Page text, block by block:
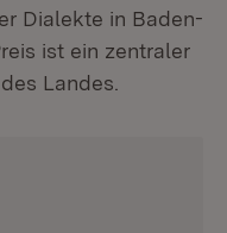
Dialekte in Baden-
ist ein zentraler
Landes.